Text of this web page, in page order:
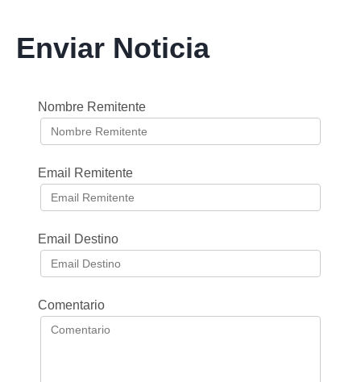
Enviar Noticia
Nombre Remitente
Email Remitente
Email Destino
Comentario